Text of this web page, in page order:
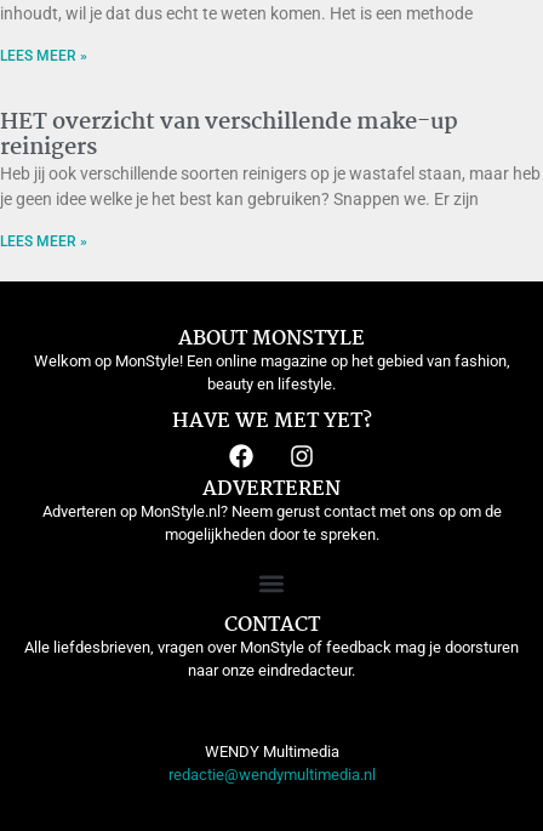
inhoudt, wil je dat dus echt te weten komen. Het is een methode
LEES MEER »
HET overzicht van verschillende make-up
reinigers
Heb jij ook verschillende soorten reinigers op je wastafel staan, maar heb
je geen idee welke je het best kan gebruiken? Snappen we. Er zijn
LEES MEER »
ABOUT MONSTYLE
Welkom op MonStyle! Een online magazine op het gebied van fashion,
beauty en lifestyle.
HAVE WE MET YET?
ADVERTEREN
Adverteren op MonStyle.nl? Neem gerust contact met ons op om de
mogelijkheden door te spreken.
CONTACT
Alle liefdesbrieven, vragen over MonStyle of feedback mag je doorsturen
naar onze eindredacteur.
WENDY Multimedia
redactie@wendymultimedia.nl